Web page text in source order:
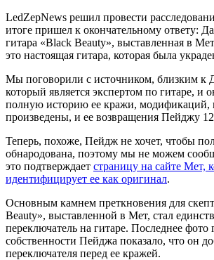
LedZepNews решил провести
итоге пришел к окончательному ответу:
гитара «Black Beauty», выставленная в
это настоящая гитара, которая была
Мы поговорили с источником, близким
который является экспертом по гитаре, и
полную историю ее кражи, модификаций,
произведены, и ее возвращения Пейджу
Теперь, похоже, Пейдж не хочет, чтобы
обнародована, поэтому мы не можем
это подтверждает страницу на сайте Мет,
идентифицирует ее как оригинал.
Основным камнем преткновения для
Beauty», выставленной в Мет, стал
переключатель на гитаре. Последнее фото
собственности Пейджа показало, что он
переключателя перед ее кражей.